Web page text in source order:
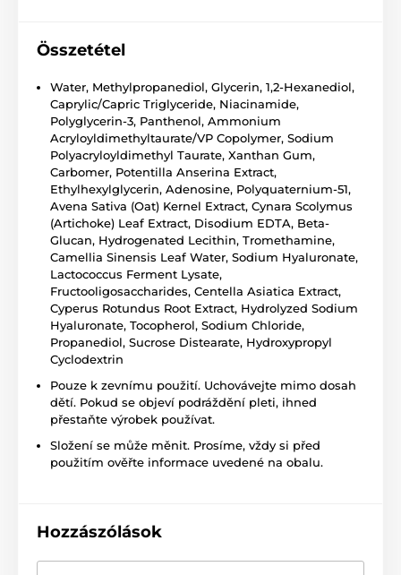
Összetétel
Water, Methylpropanediol, Glycerin, 1,2-Hexanediol,
Caprylic/Capric Triglyceride, Niacinamide,
Polyglycerin-3, Panthenol, Ammonium
Acryloyldimethyltaurate/VP Copolymer, Sodium
Polyacryloyldimethyl Taurate, Xanthan Gum,
Carbomer, Potentilla Anserina Extract,
Ethylhexylglycerin, Adenosine, Polyquaternium-51,
Avena Sativa (Oat) Kernel Extract, Cynara Scolymus
(Artichoke) Leaf Extract, Disodium EDTA, Beta-
Glucan, Hydrogenated Lecithin, Tromethamine,
Camellia Sinensis Leaf Water, Sodium Hyaluronate,
Lactococcus Ferment Lysate,
Fructooligosaccharides, Centella Asiatica Extract,
Cyperus Rotundus Root Extract, Hydrolyzed Sodium
Hyaluronate, Tocopherol, Sodium Chloride,
Propanediol, Sucrose Distearate, Hydroxypropyl
Cyclodextrin
Pouze k zevnímu použití. Uchovávejte mimo dosah
dětí. Pokud se objeví podráždění pleti, ihned
přestaňte výrobek používat.
Složení se může měnit. Prosíme, vždy si před
použitím ověřte informace uvedené na obalu.
Hozzászólások